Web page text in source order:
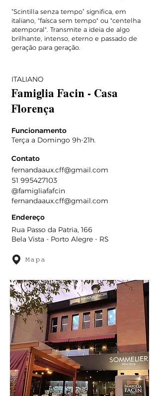
“Scintilla senza tempo” significa, em
italiano, "faísca sem tempo" ou "centelha
atemporal". Transmite a ideia de algo
brilhante, intenso, eterno e passado de
geração para geração.
ITALIANO
Famiglia Facin - Casa
Florença
Funcionamento
Terça a Domingo 9h-21h.
Contato
fernandaaux.cff@gmail.com
51 995427103
@famigliafafcin
fernandaaux.cff@gmail.com
Endereço
Rua Passo da Patria, 166
Bela Vista - Porto Alegre - RS
Mapa